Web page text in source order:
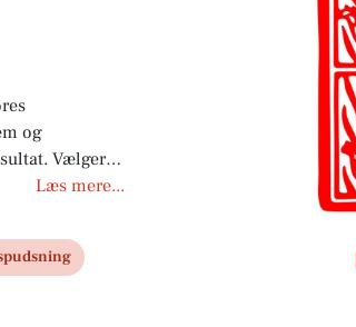
og
Vælger
med
Læs mere...